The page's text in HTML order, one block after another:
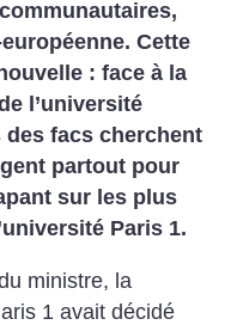
Cette
: face à la
l’université
facs cherchent
partout pour
sur les plus
Paris 1.
ministre, la
1 avait décidé